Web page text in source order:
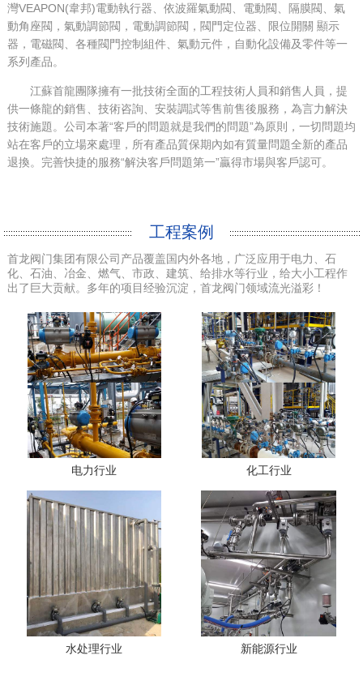
灣VEAPON(韋邦)電動執行器、依波羅氣動閥、電動閥、隔膜閥、氣
動角座閥，氣動調節閥，電動調節閥，閥門定位器、限位開關 顯示
器，電磁閥、各種閥門控制組件、氣動元件，自動化設備及零件等一
系列產品。
江蘇首龍團隊擁有一批技術全面的工程技術人員和銷售人員，提
供一條龍的銷售、技術咨詢、安裝調試等售前售後服務，為言力解決
技術施題。公司本著“客戶的問題就是我們的問題”為原則，一切問題均
站在客戶的立場來處理，所有產品質保期內如有質量問題全新的產品
退換。完善快捷的服務“解決客戶問題第一”贏得市場與客戶認可。
工程案例
首龙阀门集团有限公司产品覆盖国内外各地，广泛应用于电力、石
化、石油、冶金、燃气、市政、建筑、给排水等行业，给大小工程作
出了巨大贡献。多年的项目经验沉淀，首龙阀门领域流光溢彩！
电力行业 化工行业
水处理行业 新能源行业